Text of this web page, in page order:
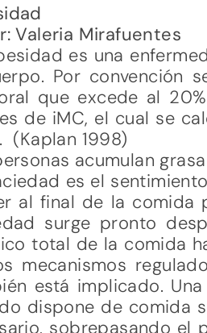
Valeria Mirafuentes
es una
Por convención
que excede al
de iMC, el cual se
(Kaplan 1998)
acumulan
es el
al final de la comida
surge pronto
total de la comida
mecanismos
está implicado.
dispone de comida
sobrepasando el